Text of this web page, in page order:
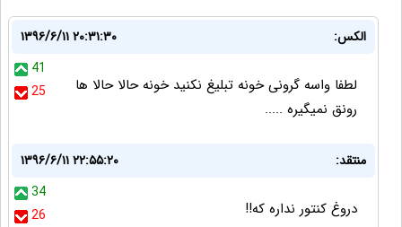
الکس:
۱۳۹۶/۶/۱۱ ۲۰:۳۱:۳۰
41
25
لطفا واسه گرونی خونه تبلیغ نکنید خونه حالا حالا ها
رونق نمیگیره .....
منتقد:
۱۳۹۶/۶/۱۱ ۲۲:۵۵:۲۰
34
26
دروغ کنتور نداره که!!